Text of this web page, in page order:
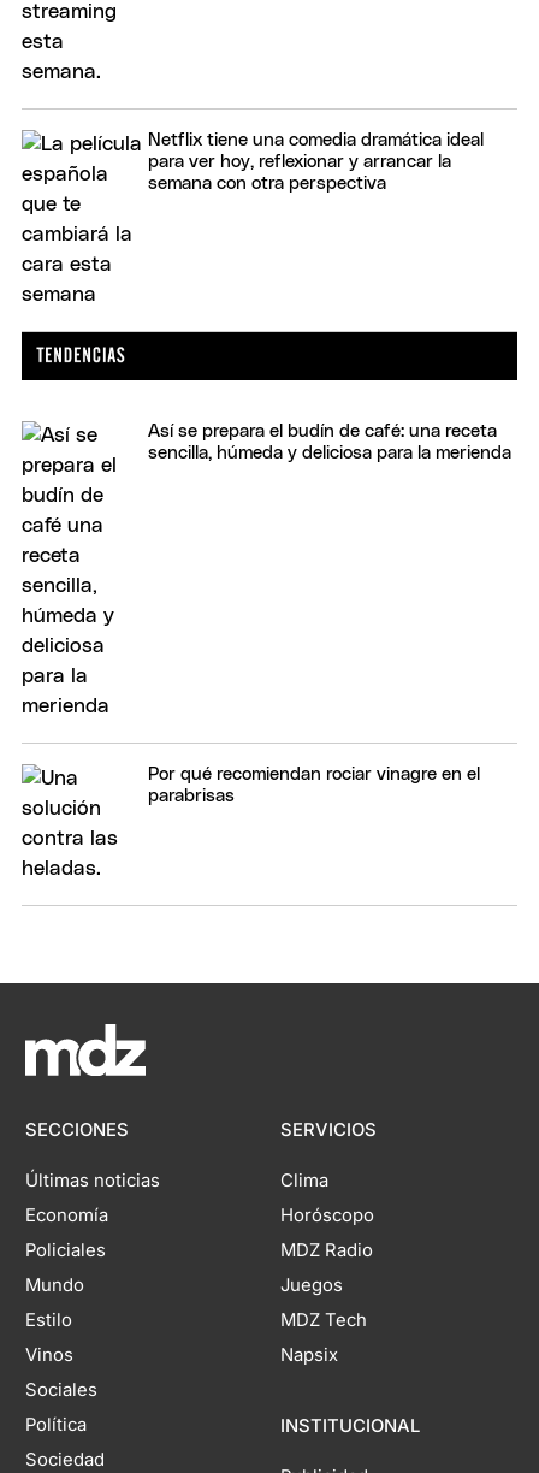
Netflix tiene una comedia dramática ideal
para ver hoy, reflexionar y arrancar la
semana con otra perspectiva
Así se prepara el budín de café: una receta
sencilla, húmeda y deliciosa para la merienda
Por qué recomiendan rociar vinagre en el
parabrisas
SECCIONES
Últimas noticias
Economía
Policiales
Mundo
Estilo
Vinos
Sociales
Política
Sociedad
SERVICIOS
Clima
Horóscopo
MDZ Radio
Juegos
MDZ Tech
Napsix
INSTITUCIONAL